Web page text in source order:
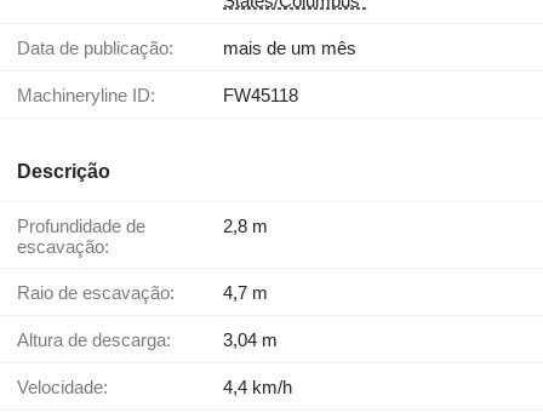
Data de publicação: mais de um mês
Machineryline ID: FW45118
Descrição
Profundidade de
escavação:
2,8 m
Raio de escavação: 4,7 m
Altura de descarga: 3,04 m
Velocidade: 4,4 km/h